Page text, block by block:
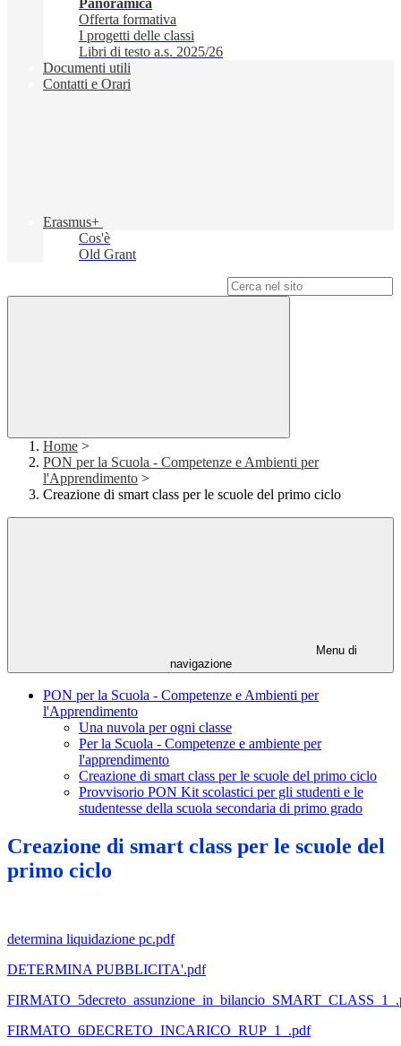
Panoramica
Offerta formativa
I progetti delle classi
Libri di testo a.s. 2025/26
Documenti utili
Contatti e Orari
Erasmus+
Cos'è
Old Grant
Home >
PON per la Scuola - Competenze e Ambienti per
l'Apprendimento >
Creazione di smart class per le scuole del primo ciclo
Menu di
navigazione
PON per la Scuola - Competenze e Ambienti per
l'Apprendimento
Una nuvola per ogni classe
Per la Scuola - Competenze e ambiente per
l'apprendimento
Creazione di smart class per le scuole del primo ciclo
Provvisorio PON Kit scolastici per gli studenti e le
studentesse della scuola secondaria di primo grado
Creazione di smart class per le scuole del
primo ciclo
determina liquidazione pc.pdf
DETERMINA PUBBLICITA'.pdf
FIRMATO_6DECRETO_INCARICO_RUP_1_.pdf